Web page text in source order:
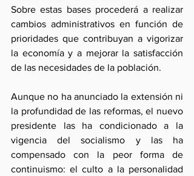
Sobre estas bases procederá a realizar
cambios administrativos en función de
prioridades que contribuyan a vigorizar
la economía y a mejorar la satisfacción
de las necesidades de la población.
Aunque no ha anunciado la extensión ni
la profundidad de las reformas, el nuevo
presidente las ha condicionado a la
vigencia del socialismo y las ha
compensado con la peor forma de
continuismo: el culto a la personalidad